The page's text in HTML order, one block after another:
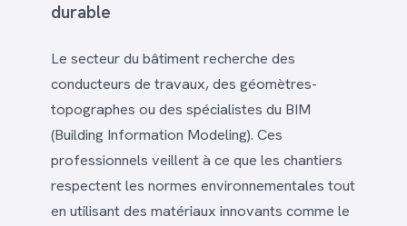
durable
Le secteur du bâtiment recherche des
conducteurs de travaux, des géomètres-
topographes ou des spécialistes du BIM
(Building Information Modeling). Ces
professionnels veillent à ce que les chantiers
respectent les normes environnementales tout
en utilisant des matériaux innovants comme le